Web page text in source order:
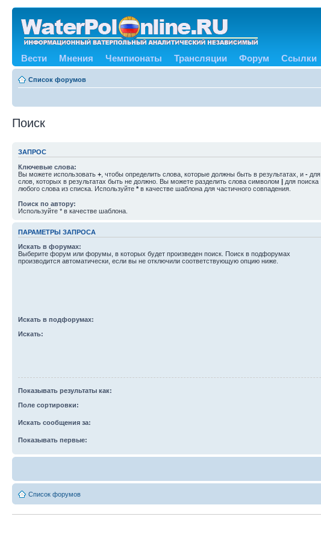
Вести Мнения Чемпионаты Трансляции Форум Ссылки
Список форумов
Поиск
ЗАПРОС
Ключевые слова:
Вы можете использовать + , чтобы определить слова, которые должны быть в результатах, и - для
слов, которых в результатах быть не должно. Вы можете разделить слова символом | для поиска
любого слова из списка. Используйте * в качестве шаблона для частичного совпадения.
Поиск по автору:
Используйте * в качестве шаблона.
ПАРАМЕТРЫ ЗАПРОСА
Искать в форумах:
Выберите форум или форумы, в которых будет произведен поиск. Поиск в подфорумах
производится автоматически, если вы не отключили соответствующую опцию ниже.
Искать в подфорумах:
Искать:
Показывать результаты как:
Поле сортировки:
Искать сообщения за:
Показывать первые:
Список форумов